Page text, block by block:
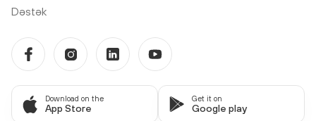
Dəstək
Download on the
App Store
Get it on
Google play